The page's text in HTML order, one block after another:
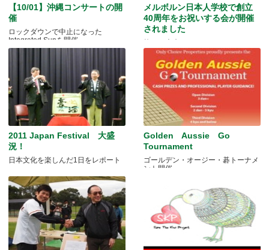
【10/01】沖縄コンサートの開
催
ロックダウンで中止になった
Integrated Sunを開催
メルボルン日本人学校で創立
40周年をお祝いする会が開催
されました
紡ぐ～未来へのバトンパス
2011 Japan Festival 大盛
況！
日本文化を楽しんだ1日をレポート
Golden Aussie Go
Tournament
ゴールデン・オージー・碁トーナメ
ント開催